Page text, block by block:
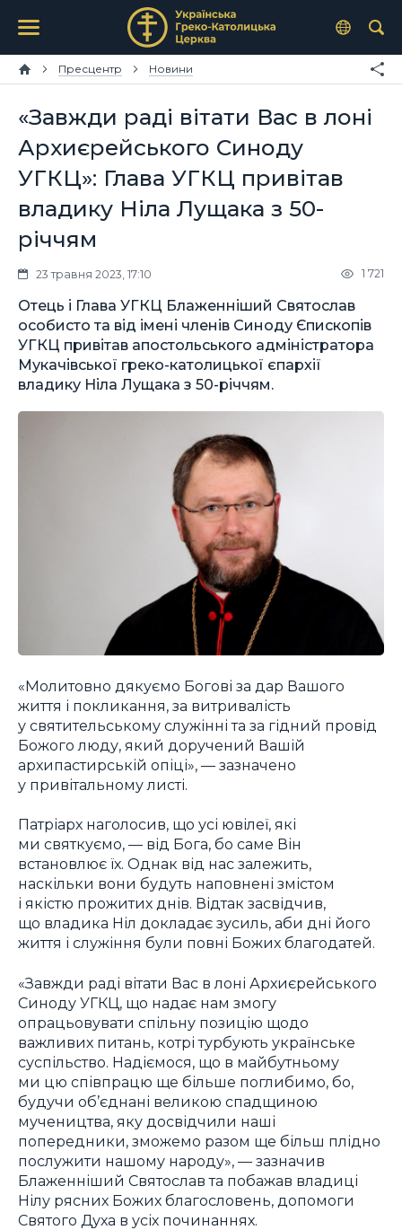
Пресцентр Новини
«Завжди раді вітати Вас в лоні
Архиєрейського Синоду
УГКЦ»: Глава УГКЦ привітав
владику Ніла Лущака з 50-
річчям
23 травня 2023, 17:10 1 721
Отець і Глава УГКЦ Блаженніший Святослав
особисто та від імені членів Синоду Єпископів
УГКЦ привітав апостольського адміністратора
Мукачівської греко-католицької єпархії
владику Ніла Лущака з 50-річчям.
«Молитовно дякуємо Богові за дар Вашого
життя і покликання, за витривалість
у святительському служінні та за гідний провід
Божого люду, який доручений Вашій
архипастирській опіці», — зазначено
у привітальному листі.
Патріарх наголосив, що усі ювілеї, які
ми святкуємо, — від Бога, бо саме Він
встановлює їх. Однак від нас залежить,
наскільки вони будуть наповнені змістом
і якістю прожитих днів. Відтак засвідчив,
що владика Ніл докладає зусиль, аби дні його
життя і служіння були повні Божих благодатей.
«Завжди раді вітати Вас в лоні Архиєрейського
Синоду УГКЦ, що надає нам змогу
опрацьовувати спільну позицію щодо
важливих питань, котрі турбують українське
суспільство. Надіємося, що в майбутньому
ми цю співпрацю ще більше поглибимо, бо,
будучи об’єднані великою спадщиною
мучеництва, яку досвідчили наші
попередники, зможемо разом ще більш плідно
послужити нашому народу», — зазначив
Блаженніший Святослав та побажав владиці
Нілу рясних Божих благословень, допомоги
Святого Духа в усіх починаннях.